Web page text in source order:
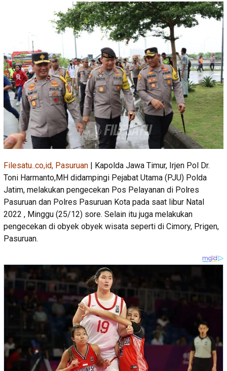
Filesatu..co,id, Pasuruan | Kapolda Jawa Timur, Irjen Pol Dr.
Toni Harmanto,MH didampingi Pejabat Utama (PJU) Polda
Jatim, melakukan pengecekan Pos Pelayanan di Polres
Pasuruan dan Polres Pasuruan Kota pada saat libur Natal
2022 , Minggu (25/12) sore. Selain itu juga melakukan
pengecekan di obyek obyek wisata seperti di Cimory, Prigen,
Pasuruan.